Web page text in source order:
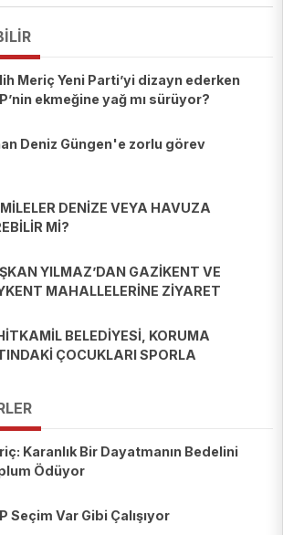
Meriç Yeni Parti’yi dizayn ederken
ekmeğine yağ mı sürüyor?
Deniz Güngen'e zorlu görev
DENİZE VEYA HAVUZA
Mİ?
YILMAZ’DAN GAZİKENT VE
MAHALLELERİNE ZİYARET
BELEDİYESİ, KORUMA
ÇOCUKLARI SPORLA
Karanlık Bir Dayatmanın Bedelini
Ödüyor
Seçim Var Gibi Çalışıyor